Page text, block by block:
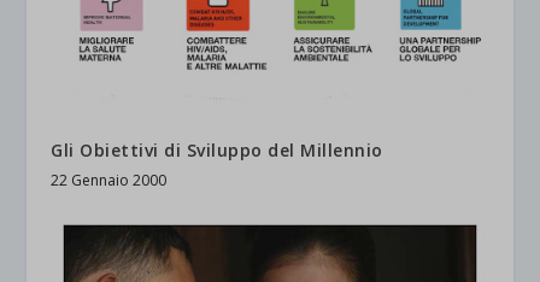
Gli Obiettivi di Sviluppo del Millennio
22 Gennaio 2000